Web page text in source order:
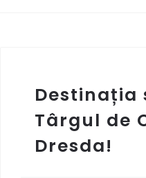
Destinația
Târgul de
Dresda!